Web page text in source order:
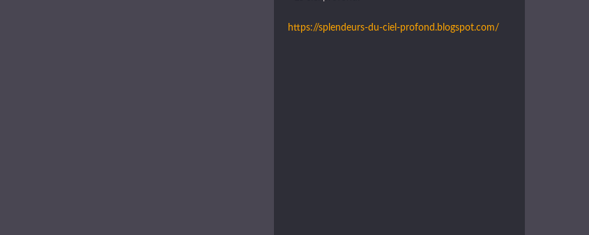
https://splendeurs-du-ciel-profond.blogspot.com/